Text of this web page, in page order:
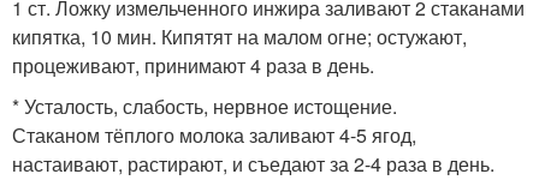
1 ст. Ложку измельченного инжира заливают 2 стаканами
кипятка, 10 мин. Кипятят на малом огне; остужают,
процеживают, принимают 4 раза в день.
* Усталость, слабость, нервное истощение.
Стаканом тёплого молока заливают 4-5 ягод,
настаивают, растирают, и съедают за 2-4 раза в день.